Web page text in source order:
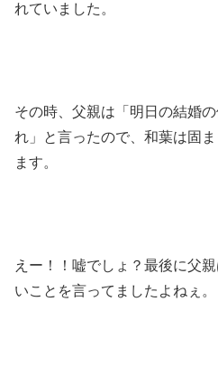
れていました。
その時、父親は「明日の結婚
れ」と言ったので、和葉は固
ます。
えー！！嘘でしょ？最後に父
いことを言ってましたよねぇ。